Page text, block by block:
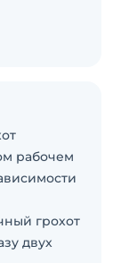
рабочем
грохот
двух